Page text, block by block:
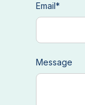
Email*
Message